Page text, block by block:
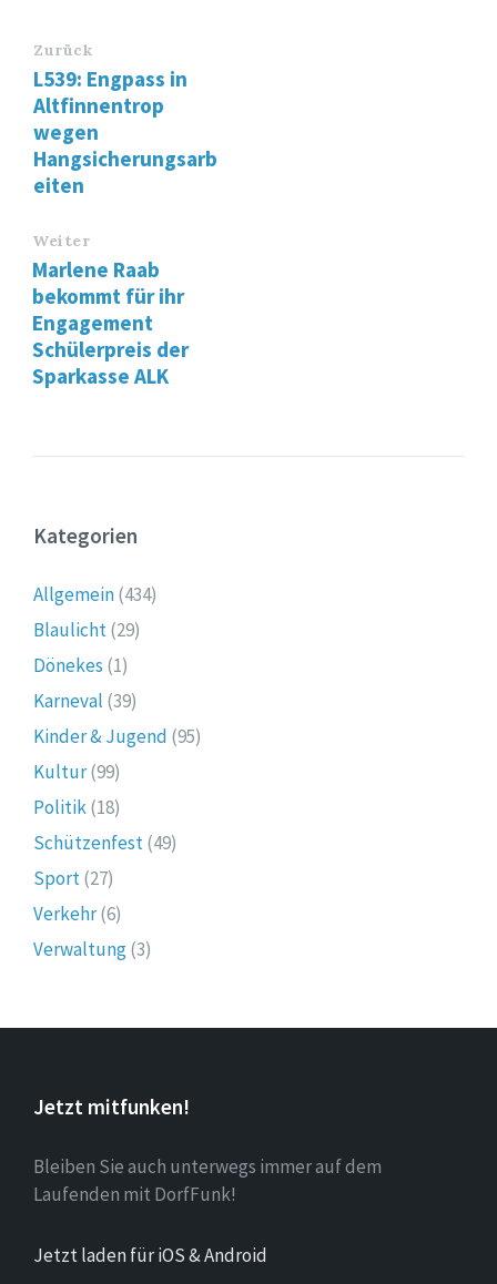
Zurück
L539: Engpass in
Altfinnentrop
wegen
Hangsicherungsarb
eiten
Weiter
Marlene Raab
bekommt für ihr
Engagement
Schülerpreis der
Sparkasse ALK
Kategorien
Allgemein(434)
Blaulicht(29)
Dönekes (1)
Karneval (39)
Kinder & Jugend (95)
Kultur(99)
Politik(18)
Schützenfest(49)
Sport(27)
Verkehr(6)
Verwaltung(3)
Jetzt mitfunken!
Bleiben Sie auch unterwegs immer auf dem
Laufenden mit DorfFunk!
Jetzt laden für iOS & Android